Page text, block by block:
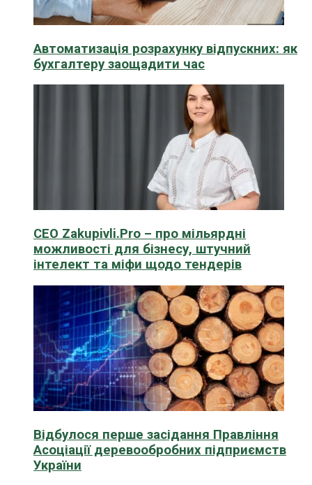
Автоматизація розрахунку відпускних: як
бухгалтеру заощадити час
CEO Zakupivli.Pro – про мільярдні
можливості для бізнесу, штучний
інтелект та міфи щодо тендерів
Відбулося перше засідання Правління
Асоціації деревообробних підприємств
України